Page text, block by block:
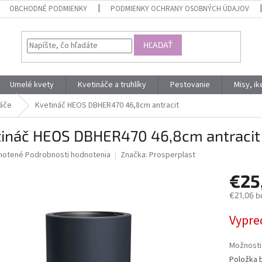
OBCHODNÉ PODMIENKY PODMIENKY OCHRANY OSOBNÝCH ÚDAJOV
HĽADAŤ
Umelé kvety Kvetináče a truhlíky Pestovanie Misy,
Kvetináč HEOS DBHER470 46,8cm antracit
HEOS DBHER470 46,8cm antracit
Podrobnosti hodnotenia Značka: Prosperplast
€21,06
cena: